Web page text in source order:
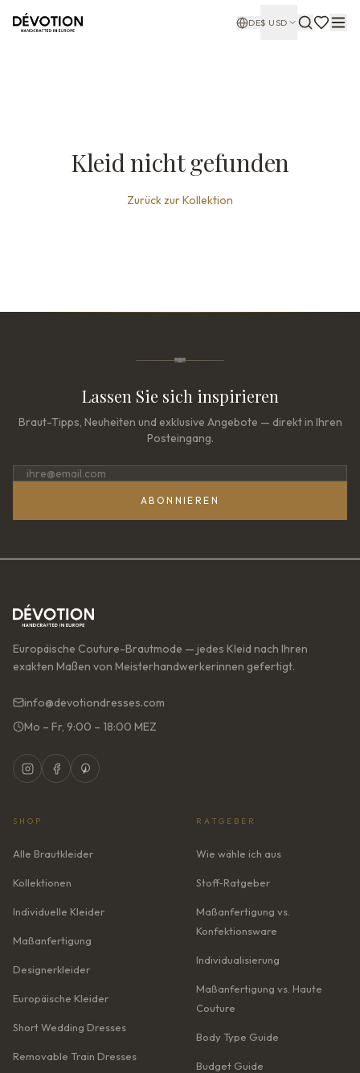
DE$ USD
Kleid nicht gefunden
Zurück zur Kollektion
Lassen Sie sich inspirieren
Braut-Tipps, Neuheiten und exklusive Angebote — direkt in Ihren
Posteingang.
ABONNIEREN
Europäische Couture-Brautmode — jedes Kleid nach Ihren
exakten Maßen von Meisterhandwerkerinnen gefertigt.
info@devotiondresses.com
Mo – Fr, 9:00 – 18:00 MEZ
SHOP
Alle Brautkleider
Kollektionen
Individuelle Kleider
Maßanfertigung
Designerkleider
Europäische Kleider
Short Wedding Dresses
Removable Train Dresses
RATGEBER
Wie wähle ich aus
Stoff-Ratgeber
Maßanfertigung vs.
Konfektionsware
Individualisierung
Maßanfertigung vs. Haute
Couture
Body Type Guide
Budget Guide